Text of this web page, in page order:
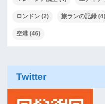
ロンドン (2) 旅ランの記録 (4)
空港 (46)
Twitter